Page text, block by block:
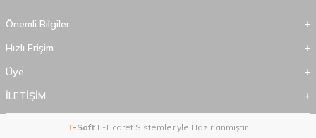
Önemli Bilgiler
Hızlı Erişim
Üye
İLETİŞİM
T-Soft E-TicaretSistemleriyle Hazırlanmıştır.